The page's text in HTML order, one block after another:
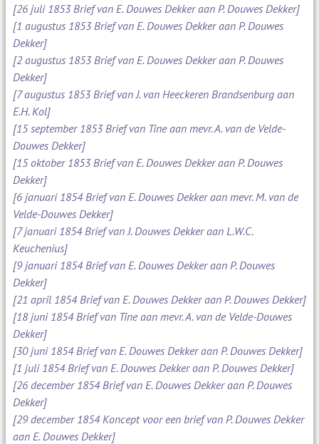
[26 juli 1853 Brief van E. Douwes Dekker aan P. Douwes Dekker]
[1 augustus 1853 Brief van E. Douwes Dekker aan P. Douwes
Dekker]
[2 augustus 1853 Brief van E. Douwes Dekker aan P. Douwes
Dekker]
[7 augustus 1853 Brief van J. van Heeckeren Brandsenburg aan
E.H. Kol]
[15 september 1853 Brief van Tine aan mevr. A. van de Velde-
Douwes Dekker]
[15 oktober 1853 Brief van E. Douwes Dekker aan P. Douwes
Dekker]
[6 januari 1854 Brief van E. Douwes Dekker aan mevr. M. van de
Velde-Douwes Dekker]
[7 januari 1854 Brief van J. Douwes Dekker aan L.W.C.
Keuchenius]
[9 januari 1854 Brief van E. Douwes Dekker aan P. Douwes
Dekker]
[21 april 1854 Brief van E. Douwes Dekker aan P. Douwes Dekker]
[18 juni 1854 Brief van Tine aan mevr. A. van de Velde-Douwes
Dekker]
[30 juni 1854 Brief van E. Douwes Dekker aan P. Douwes Dekker]
[1 juli 1854 Brief van E. Douwes Dekker aan P. Douwes Dekker]
[26 december 1854 Brief van E. Douwes Dekker aan P. Douwes
Dekker]
[29 december 1854 Koncept voor een brief van P. Douwes Dekker
aan E. Douwes Dekker]